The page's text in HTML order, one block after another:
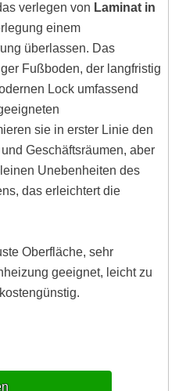
verlegen von Laminat in
einem
überlassen. Das
Fußboden, der langfristig
Lock umfassend
sie in erster Linie den
Geschäftsräumen, aber
Unebenheiten des
das erleichtert die
Oberfläche, sehr
geeignet, leicht zu